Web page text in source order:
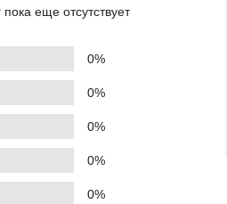
пока еще отсутствует
0%
0%
0%
0%
0%